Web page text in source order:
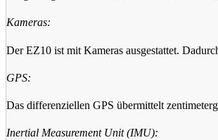
Kameras:
Der EZ10 ist mit Kameras ausgestattet.
GPS:
Das differenziellen GPS übermittelt
Inertial Measurement Unit (IMU):